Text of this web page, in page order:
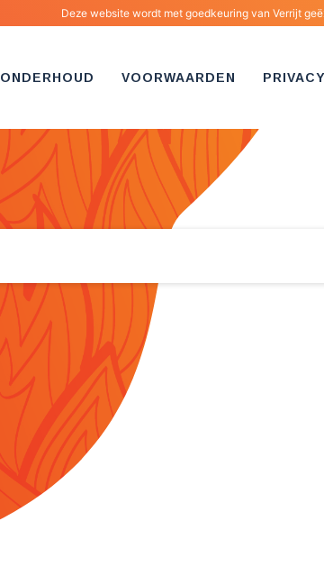
Deze website wordt met goedkeuring van Verrijt
ONDERHOUD VOORWAARDEN PRIVACY